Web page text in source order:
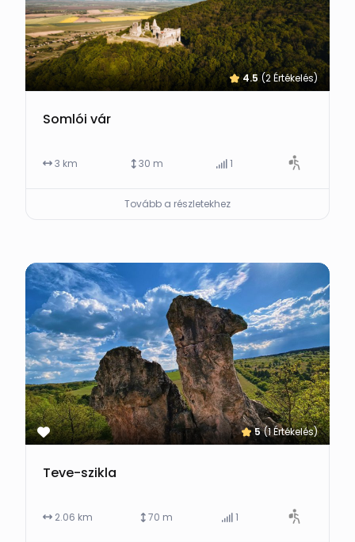
4.5 (2 Értékelés)
Somlói vár
3 km 30 m 1
Tovább a részletekhez
5 (1 Értékelés)
Teve-szikla
2.06 km 70 m 1